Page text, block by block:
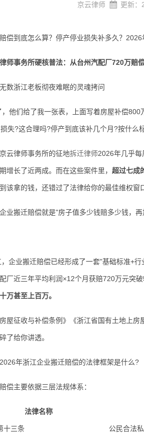
京云律师 更新：
到底怎么算？停产停业损失补多久？2026
事务所硬核普法：从台州汽配厂720万赔
浙江老板彻夜难眠的灵魂拷问
们给了我一张表，上面写着房屋补偿800
失?这合理吗?停产到底该补几个月?按什么
律师事务所的征地拆迁律师2026年几乎
增长了近两成。而在这些案件里， 超过七成
该拿的钱，还错过了法律给你的最佳维权窗
搬迁赔偿就是"房子值多少钱赔多少钱，再
业搬迁赔偿已经形成了一套"基础标准+行
厂近三年平均利润×12个月获赔720万元突
万甚至上百万。
征收与补偿条例》《浙江省国有土地上房
了给你讲透。
年浙江企业搬迁赔偿的法律框架是什么?
主要依据三层法规体系：
法律名称
十三条 公民合法